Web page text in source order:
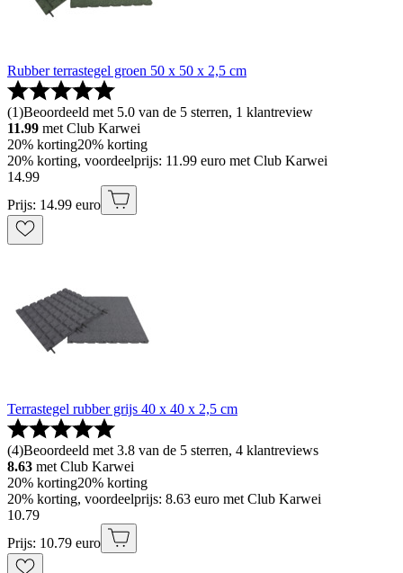
Rubber terrastegel groen 50 x 50 x 2,5 cm
(1)Beoordeeld met 5.0 van de 5 sterren, 1 klantreview
11.99 met Club Karwei
20% korting20% korting
20% korting, voordeelprijs: 11.99 euro met Club Karwei
14.99
Prijs: 14.99 euro
Terrastegel rubber grijs 40 x 40 x 2,5 cm
(4)Beoordeeld met 3.8 van de 5 sterren, 4 klantreviews
8.63 met Club Karwei
20% korting20% korting
20% korting, voordeelprijs: 8.63 euro met Club Karwei
10.79
Prijs: 10.79 euro